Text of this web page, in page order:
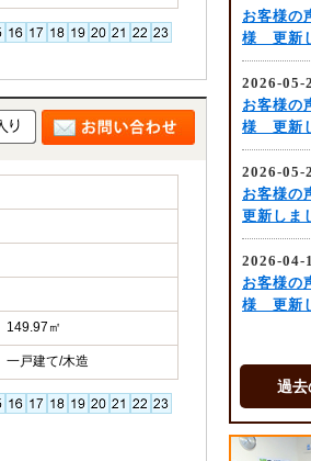
149.97㎡
一戸建て/木造
過去